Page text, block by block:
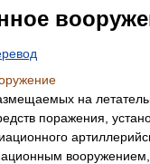
на
поражения,